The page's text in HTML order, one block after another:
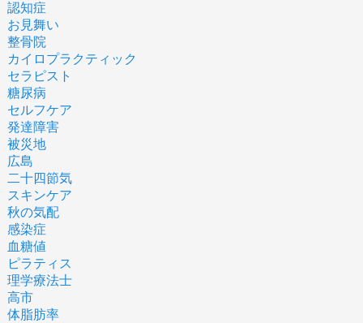
認知症
お見舞い
整骨院
カイロプラクティック
セラピスト
糖尿病
セルフケア
発達障害
被災地
広島
二十四節気
スキンケア
秋の気配
感染症
血糖値
ピラティス
理学療法士
高市
体脂肪率